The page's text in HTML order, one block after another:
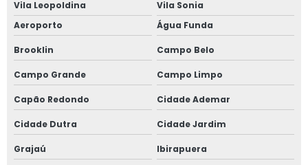
Fábrica de janela sobreposta de correr
Fábrica de janela sobreposta de correr em sp
Fábrica de janela sobreposta de giro
Fábrica janela sobreposta de giro em são paulo
Fábrica de janela vidro multilaminado
Vila Leopoldina
Vila Sonia
Aeroporto
Água Funda
Brooklin Campo Belo
Campo Grande Campo Limpo
Capão Redondo Cidade Ademar
Cidade Dutra Cidade Jardim
Grajaú Ibirapuera